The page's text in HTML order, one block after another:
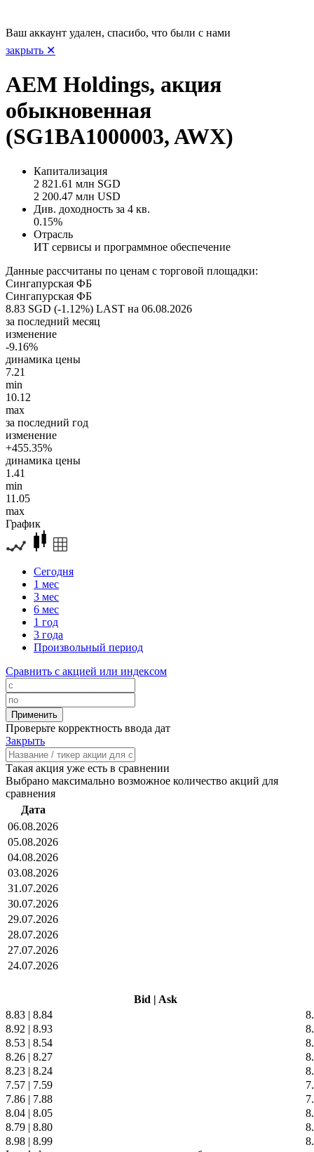
Ваш аккаунт удален, спасибо, что были с нами
закрыть ✕
AEM Holdings, акция
обыкновенная
(SG1BA1000003, AWX)
Капитализация
2 821.61 млн SGD
2 200.47 млн USD
Див. доходность за 4 кв.
0.15%
Отрасль
ИТ сервисы и программное обеспечение
Данные рассчитаны по ценам с торговой площадки:
Сингапурская ФБ
Сингапурская ФБ
8.83 SGD (-1.12%) LAST на 06.08.2026
за последний месяц
изменение
-9.16%
динамика цены
7.21
min
10.12
max
за последний год
изменение
+455.35%
динамика цены
1.41
min
11.05
max
График
Сегодня
1 мес
3 мес
6 мес
1 год
3 года
Произвольный период
Сравнить с акцией или индексом
Проверьте корректность ввода дат
Закрыть
Такая акция уже есть в сравнении
Выбрано максимально возможное количество акций для
сравнения
Дата
06.08.2026
05.08.2026
04.08.2026
03.08.2026
31.07.2026
30.07.2026
29.07.2026
28.07.2026
27.07.2026
24.07.2026
Bid | Ask
8.83 | 8.84
8.92 | 8.93
8.53 | 8.54
8.26 | 8.27
8.23 | 8.24
7.57 | 7.59
7.86 | 7.88
8.04 | 8.05
8.79 | 8.80
8.98 | 8.99